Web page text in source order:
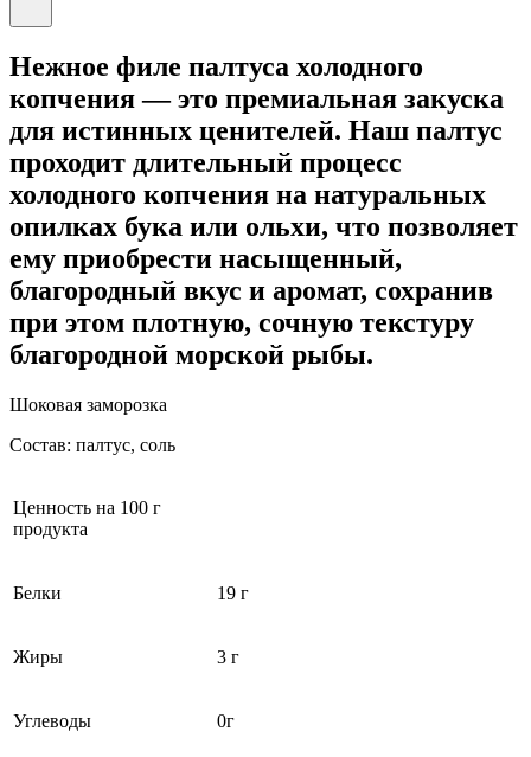
Нежное филе палтуса холодного
копчения — это премиальная закуска
для истинных ценителей. Наш палтус
проходит длительный процесс
холодного копчения на натуральных
опилках бука или ольхи, что позволяет
ему приобрести насыщенный,
благородный вкус и аромат, сохранив
при этом плотную, сочную текстуру
благородной морской рыбы.
Шоковая заморозка
Состав: палтус, соль
Ценность на 100 г
продукта
Белки 19 г
Жиры 3 г
Углеводы 0г